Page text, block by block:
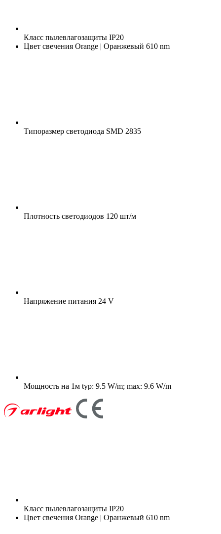
Класс пылевлагозащиты IP20
Цвет свечения Orange | Оранжевый 610 nm
Типоразмер светодиода SMD 2835
Плотность светодиодов 120 шт/м
Напряжение питания 24 V
Мощность на 1м typ: 9.5 W/m; max: 9.6 W/m
Класс пылевлагозащиты IP20
Цвет свечения Orange | Оранжевый 610 nm